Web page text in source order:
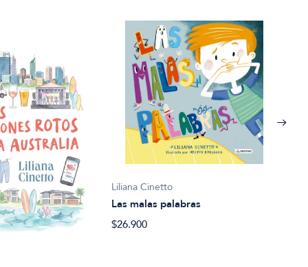
Liliana Cinetto
Las malas palabras
$26.900